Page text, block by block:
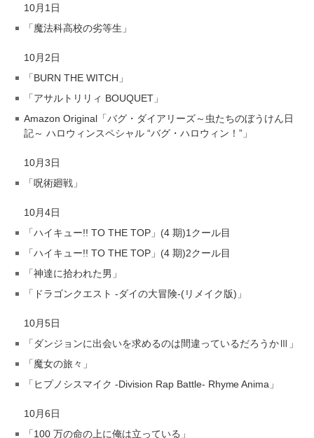
10月1日
「魔法科高校の劣等生」
10月2日
「BURN THE WITCH」
「アサルトリリィ BOUQUET」
Amazon Original「バグ・ダイアリーズ～虫たちのぼうけん日
記～ ハロウィンスペシャル “バグ・ハロウィン！”」
10月3日
「呪術廻戦」
10月4日
「ハイキュー!! TO THE TOP」(4 期)1クール目
「ハイキュー!! TO THE TOP」(4 期)2クール目
「神達に拾われた男」
「ドラゴンクエスト -ダイの大冒険-(リメイク版)」
10月5日
「ダンジョンに出会いを求めるのは間違っているだろうかⅢ」
「魔女の旅々」
「ヒプノシスマイク -Division Rap Battle- Rhyme Anima」
10月6日
「100 万の命の上に俺は立っている」